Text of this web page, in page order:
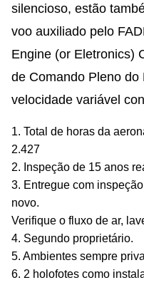
silencioso, estão
voo auxiliado pelo
Engine (or Eletronics)
de Comando Pleno do
velocidade variável
1. Total de horas da
2.427
2. Inspeção de 15 anos
3. Entregue com
novo.
Verifique o fluxo de ar,
4. Segundo proprietário.
5. Ambientes sempre
6. 2 holofotes como